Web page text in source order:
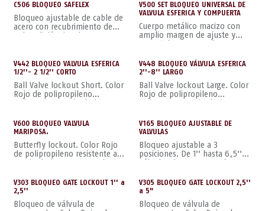
C506 BLOQUEO SAFELEX
Bloqueo ajustable de cable de
acero con recubrimiento de
nylon dieléctrico de 4mm por
V500 SET BLOQUEO UNIVERSAL DE
VALVULA ESFERICA Y COMPUERTA
Cuerpo metálico macizo con
amplio margen de ajuste y
superficies engomadas para
cable safelex de 2m
V442 BLOQUEO VALVULA ESFERICA
1/2''- 2 1/2'' CORTO
Ball Valve lockout Short. Color
Rojo de polipropileno
resistente a manipulaciones,
V448 BLOQUEO VÁLVULA ESFERICA
2''-8'' LARGO
Ball Valve lockout Large. Color
Rojo de polipropileno
resistente a manipulaciones,
V600 BLOQUEO VALVULA
MARIPOSA.
Butterfly lockout. Color Rojo
de polipropileno resistente a
manipulaciones, no conductor
V165 BLOQUEO AJUSTABLE DE
VALVULAS
Bloqueo ajustable a 3
posiciones. De 1'' hasta 6,5''.
Válvulas de compuerta hasta
V303 BLOQUEO GATE LOCKOUT 1'' a
2,5''
Bloqueo de válvula de
V305 BLOQUEO GATE LOCKOUT 2,5''
a 5"
Bloqueo de válvula de